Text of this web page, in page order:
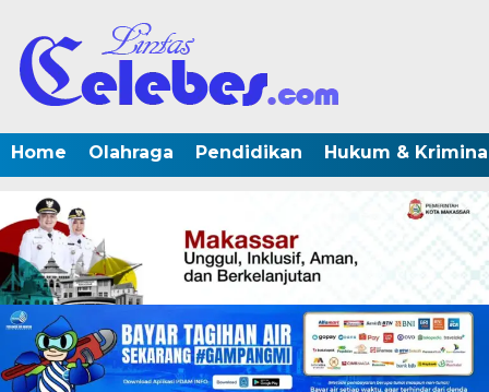
Home Olahraga Pendidikan Hukum &